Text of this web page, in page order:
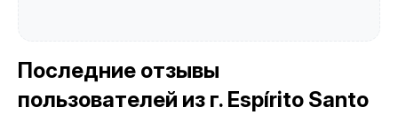
Последние отзывы
пользователей из г. Espírito Santo